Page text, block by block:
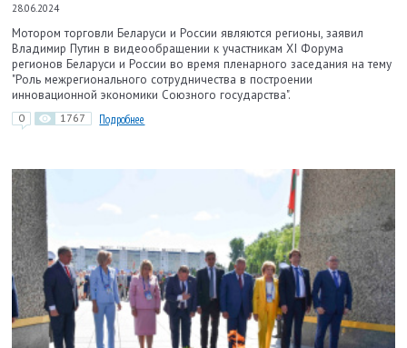
28.06.2024
Мотором торговли Беларуси и России являются регионы, заявил
Владимир Путин в видеообращении к участникам XI Форума
регионов Беларуси и России во время пленарного заседания на тему
"Роль межрегионального сотрудничества в построении
инновационной экономики Союзного государства".
0 1767 Подробнее